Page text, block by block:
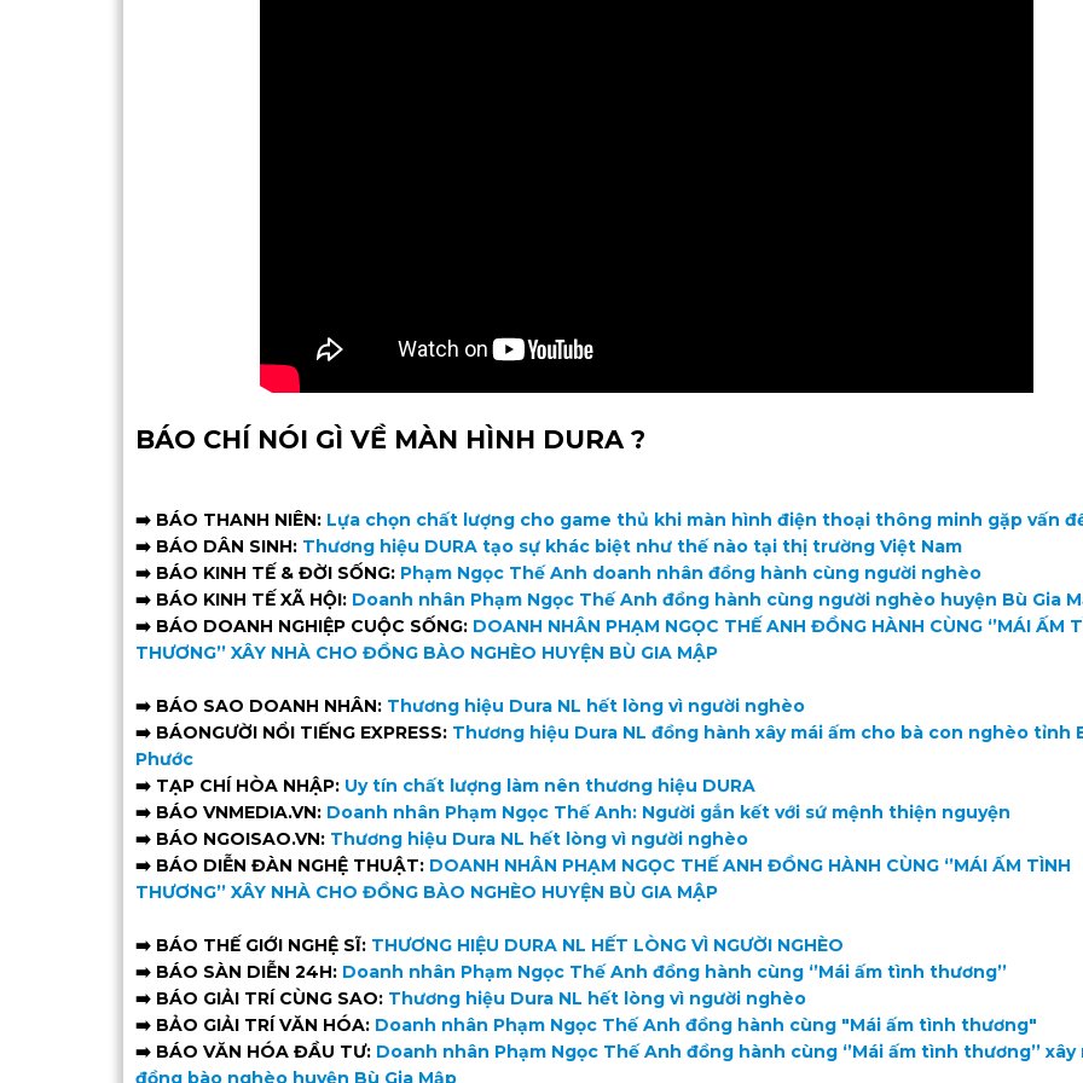
BÁO CHÍ NÓI GÌ VỀ MÀN HÌNH DURA ?
➡️ BÁO THANH NIÊN: Lựa chọn chất lượng cho game thủ khi màn hình điện thoại thông minh gặp vấn
➡️ BÁO DÂN SINH: Thương hiệu DURA tạo sự khác biệt như thế nào tại thị trường Việt Nam
➡️ BÁO KINH TẾ & ĐỜI SỐNG: Phạm Ngọc Thế Anh doanh nhân đồng hành cùng người nghèo
➡️ BÁO KINH TẾ XÃ HỘI: Doanh nhân Phạm Ngọc Thế Anh đồng hành cùng người nghèo huyện Bù Gia
➡️ BÁO DOANH NGHIỆP CUỘC SỐNG: DOANH NHÂN PHẠM NGỌC THẾ ANH ĐỒNG HÀNH CÙNG ‘’MÁI ẤM
THƯƠNG’’ XÂY NHÀ CHO ĐỒNG BÀO NGHÈO HUYỆN BÙ GIA MẬP
➡️ BÁO SAO DOANH NHÂN: Thương hiệu Dura NL hết lòng vì người nghèo
➡️ BÁONGƯỜI NỔI TIẾNG EXPRESS: Thương hiệu Dura NL đồng hành xây mái ấm cho bà con nghèo tỉnh
Phước
➡️ TẠP CHÍ HÒA NHẬP: Uy tín chất lượng làm nên thương hiệu DURA
➡️ BÁO VNMEDIA.VN: Doanh nhân Phạm Ngọc Thế Anh: Người gắn kết với sứ mệnh thiện nguyện
➡️ BÁO NGOISAO.VN: Thương hiệu Dura NL hết lòng vì người nghèo
➡️ BÁO DIỄN ĐÀN NGHỆ THUẬT: DOANH NHÂN PHẠM NGỌC THẾ ANH ĐỒNG HÀNH CÙNG ‘’MÁI ẤM TÌNH
THƯƠNG’’ XÂY NHÀ CHO ĐỒNG BÀO NGHÈO HUYỆN BÙ GIA MẬP
➡️ BÁO THẾ GIỚI NGHỆ SĨ: THƯƠNG HIỆU DURA NL HẾT LÒNG VÌ NGƯỜI NGHÈO
➡️ BÁO SÀN DIỄN 24H: Doanh nhân Phạm Ngọc Thế Anh đồng hành cùng ‘’Mái ấm tình thương’’
➡️ BÁO GIẢI TRÍ CÙNG SAO: Thương hiệu Dura NL hết lòng vì người nghèo
➡️ BẢO GIẢI TRÍ VĂN HÓA: Doanh nhân Phạm Ngọc Thế Anh đồng hành cùng "Mái ấm tình thương"
➡️ BÁO VĂN HÓA ĐẦU TƯ: Doanh nhân Phạm Ngọc Thế Anh đồng hành cùng ‘’Mái ấm tình thương’’
đồng bào nghèo huyện Bù Gia Mập